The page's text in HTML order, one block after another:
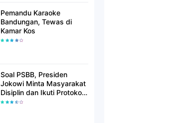
Pemandu Karaoke
Bandungan, Tewas di
Kamar Kos
Soal PSBB, Presiden
Jokowi Minta Masyarakat
Disiplin dan Ikuti Protokol
Kesehatan